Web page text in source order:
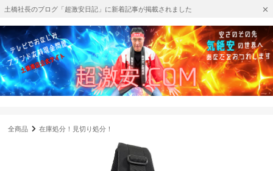
土橋社長のブログ「超激安日記」に新着記事が掲載されました
全商品 在庫処分！見切り処分！